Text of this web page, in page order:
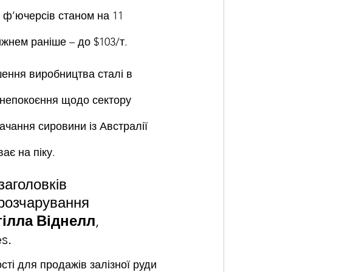
станом на 11
раніше – до $103/т.
виробництва сталі в
щодо сектору
сировини із Австралії
на піку.
Віднелл,
для продажів залізної руди